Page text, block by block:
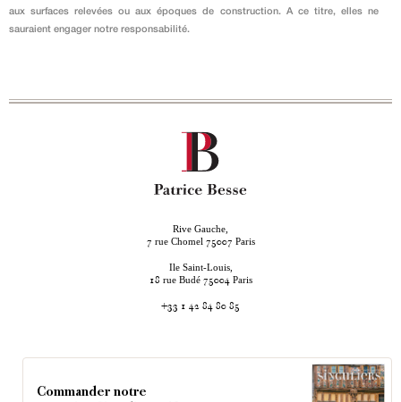
aux surfaces relevées ou aux époques de construction. A ce titre, elles ne
sauraient engager notre responsabilité.
Rive Gauche,
7 rue Chomel 75007 Paris
Ile Saint-Louis,
18 rue Budé 75004 Paris
+33 1 42 84 80 85
Commander notre